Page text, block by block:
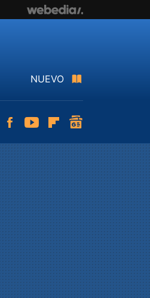
NUEVO
InstagramFacebookYoutubeFlipboard